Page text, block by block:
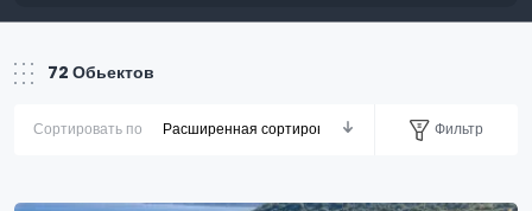
72 Обьектов
Сортировать по Фильтр